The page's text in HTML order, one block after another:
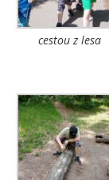
cestou z lesa